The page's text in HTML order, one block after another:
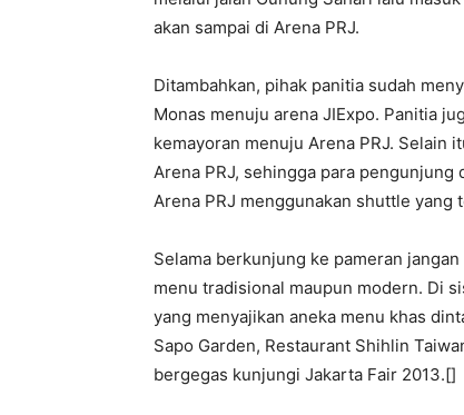
akan sampai di Arena PRJ.
Ditambahkan, pihak panitia sudah
Monas menuju arena JIExpo. Panitia
kemayoran menuju Arena PRJ. Selain
Arena PRJ, sehingga para
Arena PRJ menggunakan shuttle yang
Selama berkunjung ke pameran
menu tradisional maupun modern. Di
yang menyajikan aneka menu khas
Sapo Garden, Restaurant Shihlin
bergegas kunjungi Jakarta Fair 2013.[]